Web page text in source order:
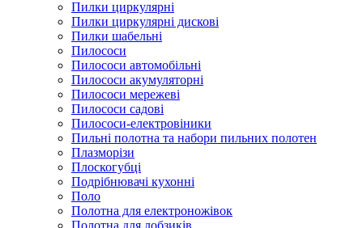
Пилки циркулярні
Пилки циркулярні дискові
Пилки шабельні
Пилососи
Пилососи автомобільні
Пилососи акумуляторні
Пилососи мережеві
Пилососи садові
Пилососи-електровіники
Пильні полотна та набори пильних полотен
Плазморізи
Плоскогубці
Подрібнювачі кухонні
Поло
Полотна для електроножівок
Полотна для лобзиків